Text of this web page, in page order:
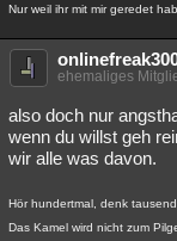
Nur weil ihr mit mir geredet
ehemaliges
also doch nur
wenn du willst geh
wir alle was davon.
Hör hundertmal, denk
Das Kamel wird nicht zum